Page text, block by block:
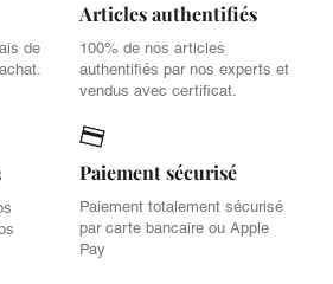
de
Articles authentifiés
100% de nos articles
authentifiés par nos experts et
vendus avec certificat.
Paiement sécurisé
Paiement totalement sécurisé
par carte bancaire ou Apple
Pay